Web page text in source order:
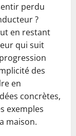
perdu
?
en restant
qui suit
des
en
concrètes,
exemples
maison.